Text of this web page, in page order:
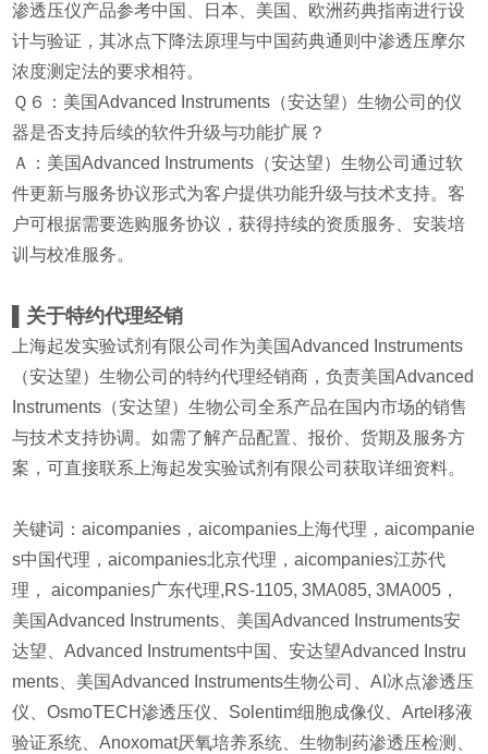
渗透压仪产品参考中国、日本、美国、欧洲药典指南进行设
计与验证，其冰点下降法原理与中国药典通则中渗透压摩尔
浓度测定法的要求相符。
Ｑ６：美国Advanced Instruments（安达望）生物公司的仪
器是否支持后续的软件升级与功能扩展？
Ａ：美国Advanced Instruments（安达望）生物公司通过软
件更新与服务协议形式为客户提供功能升级与技术支持。客
户可根据需要选购服务协议，获得持续的资质服务、安装培
训与校准服务。
▌关于特约代理经销
上海起发实验试剂有限公司作为美国Advanced Instruments
（安达望）生物公司的特约代理经销商，负责美国Advanced
Instruments（安达望）生物公司全系产品在国内市场的销售
与技术支持协调。如需了解产品配置、报价、货期及服务方
案，可直接联系上海起发实验试剂有限公司获取详细资料。
关键词：aicompanies，aicompanies上海代理，aicompanie
s中国代理，aicompanies北京代理，aicompanies江苏代
理， aicompanies广东代理,RS-1105, 3MA085, 3MA005，
美国Advanced Instruments、美国Advanced Instruments安
达望、Advanced Instruments中国、安达望Advanced Instru
ments、美国Advanced Instruments生物公司、AI冰点渗透压
仪、OsmoTECH渗透压仪、Solentim细胞成像仪、Artel移液
验证系统、Anoxomat厌氧培养系统、生物制药渗透压检测、